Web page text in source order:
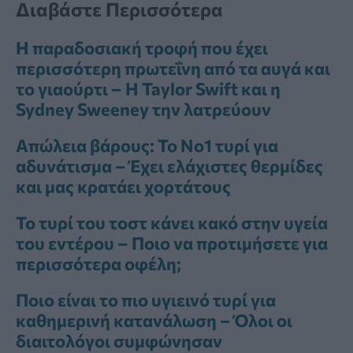
Διαβάστε Περισσότερα
Η παραδοσιακή τροφή που έχει
περισσότερη πρωτεΐνη από τα αυγά και
το γιαούρτι – Η Taylor Swift και η
Sydney Sweeney την λατρεύουν
Απώλεια βάρους: Το Νο1 τυρί για
αδυνάτισμα – Έχει ελάχιστες θερμίδες
και μας κρατάει χορτάτους
Το τυρί του τοστ κάνει κακό στην υγεία
του εντέρου – Ποιο να προτιμήσετε για
περισσότερα οφέλη;
Ποιο είναι το πιο υγιεινό τυρί για
καθημερινή κατανάλωση – Όλοι οι
διαιτολόγοι συμφώνησαν